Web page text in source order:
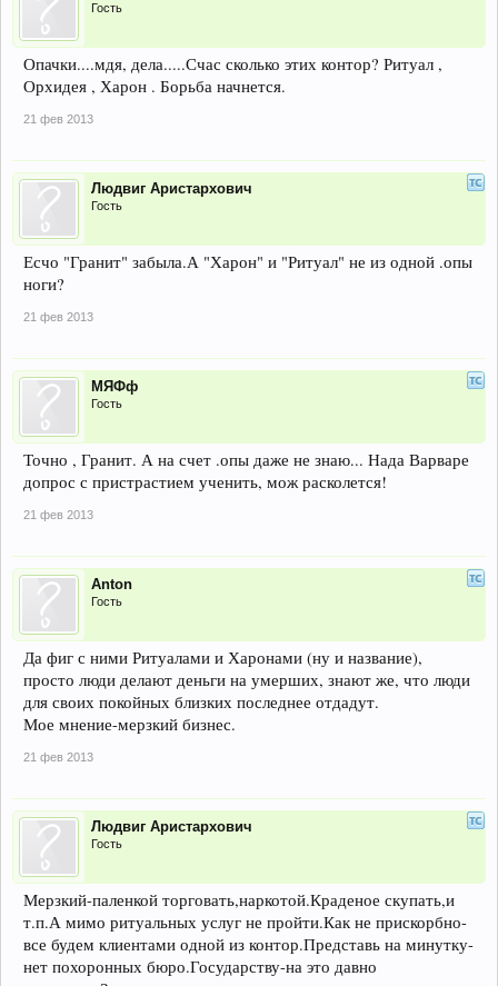
Гость
Опачки....мдя, дела.....Счас сколько этих контор? Ритуал ,
Орхидея , Харон . Борьба начнется.
21 фев 2013
Людвиг Аристархович
Гость
Есчо "Гранит" забыла.А "Харон" и "Ритуал" не из одной .опы
ноги?
21 фев 2013
МЯФф
Гость
Точно , Гранит. А на счет .опы даже не знаю... Нада Варваре
допрос с пристрастием ученить, мож расколется!
21 фев 2013
Anton
Гость
Да фиг с ними Ритуалами и Харонами (ну и название),
просто люди делают деньги на умерших, знают же, что люди
для своих покойных близких последнее отдадут.
Мое мнение-мерзкий бизнес.
21 фев 2013
Людвиг Аристархович
Гость
Мерзкий-паленкой торговать,наркотой.Краденое скупать,и
т.п.А мимо ритуальных услуг не пройти.Как не прискорбно-
все будем клиентами одной из контор.Представь на минутку-
нет похоронных бюро.Государству-на это давно